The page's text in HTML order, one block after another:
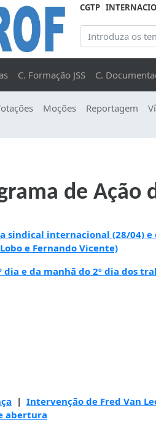
CGTP
C. Formação JSS C.
Moções Reportagem
de Ação
internacional (28/04) e
e Fernando Vicente)
e da manhã do 2º dia dos
| Intervenção de Fred Van
abertura